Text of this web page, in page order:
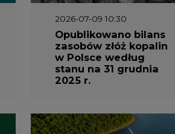
Koszty transformacji
energetyki w Polsce
do 2040 roku –
sprawdzamy wnioski
ekspertów